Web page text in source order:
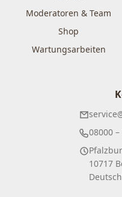
Moderatoren & Team
Shop
Wartungsarbeiten
08000
10717